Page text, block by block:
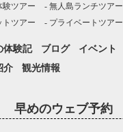
験ツアー
無人島ランチツアー
トツアー
プライベートツアー
体験記 ブログ
イベント
介
観光情報
早めのウェブ予約